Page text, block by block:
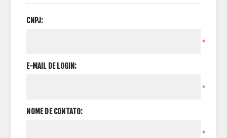
CNPJ:
*
E-MAIL DE LOGIN:
*
NOME DE CONTATO:
*